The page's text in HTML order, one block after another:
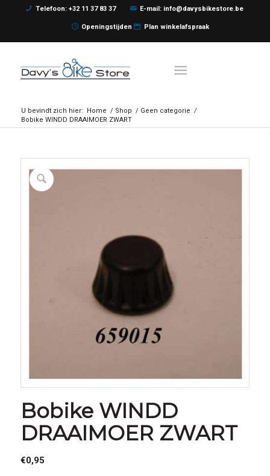
Telefoon: +32 11 37 83 37 E-mail: info@davysbikestore.be
Openingstijden Plan winkelafspraak
U bevindt zich hier: Home / Shop / Geen categorie /
Bobike WINDD DRAAIMOER ZWART
Bobike WINDD
DRAAIMOER ZWART
€0,95